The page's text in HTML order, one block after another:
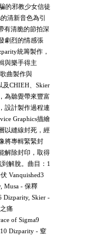
的邪教少女信徒
清新音色為引
有清脆的節拍深
劇烈的情感張
統籌製作，
與樂手得主
曲製作與
及CHIEH、Skier
為聽覺帶來豐富
設計製作過程連
Graphics描繪
以縫線封死，經
將專輯緊緊封
解除封印，取得
解脫。曲目：1
Vanquished3
Musa - 保釋
Dizparity, Skier -
痛
of Sigma9
Dizparity - 窒